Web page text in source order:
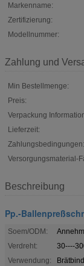
Markenname:
Zertifizierung:
Modellnummer:
Zahlung und
Min Bestellmenge:
Preis:
Verpackung
Lieferzeit:
Zahlungsbedingungen:
Versorgungsmaterial-
Beschreibung
Pp.-
Soem/ODM:
Verdreht:
30----
Verwendung: